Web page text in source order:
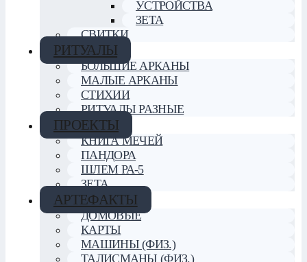
УСТРОЙСТВА
ЗЕТА
СВИТКИ
РИТУАЛЫ
БОЛЬШИЕ АРКАНЫ
МАЛЫЕ АРКАНЫ
СТИХИИ
РИТУАЛЫ РАЗНЫЕ
ПРОЕКТЫ
КНИГА МЕЧЕЙ
ПАНДОРА
ШЛЕМ РА-5
ЗЕТА
АРТЕФАКТЫ
ДОМОВЫЕ
КАРТЫ
МАШИНЫ (ФИЗ.)
ТАЛИСМАНЫ (ФИЗ.)